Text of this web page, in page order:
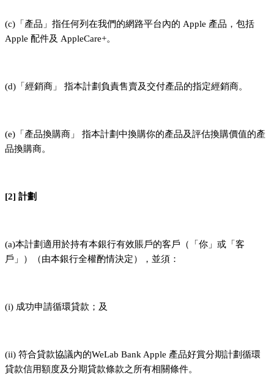
(c)「產品」指任何列在我們的網路平台內的 Apple 產品，包括
Apple 配件及 AppleCare+。
(d)「經銷商」 指本計劃負責售賣及交付產品的指定經銷商。
(e)「產品換購商」 指本計劃中換購你的產品及評估換購價值的產
品換購商。
[2] 計劃
(a)本計劃適用於持有本銀行有效賬戶的客戶（「你」或「客
戶」）（由本銀行全權酌情決定），並須：
(i) 成功申請循環貸款；及
(ii) 符合貸款協議內的WeLab Bank Apple 產品好賞分期計劃循環
貸款信用額度及分期貸款條款之所有相關條件。